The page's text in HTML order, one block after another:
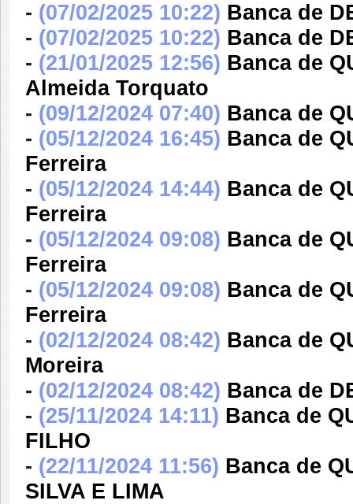
- (07/02/2025 10:22) Banca de
- (07/02/2025 10:22) Banca de
- (21/01/2025 12:56) Banca de
Almeida Torquato
- (09/12/2024 07:40) Banca de
- (05/12/2024 16:45) Banca de
Ferreira
- (05/12/2024 14:44) Banca de
Ferreira
- (05/12/2024 09:08) Banca de
Ferreira
- (05/12/2024 09:08) Banca de
Ferreira
- (02/12/2024 08:42) Banca de
Moreira
- (02/12/2024 08:42) Banca de
- (25/11/2024 14:11) Banca de
FILHO
- (22/11/2024 11:56) Banca de
SILVA E LIMA